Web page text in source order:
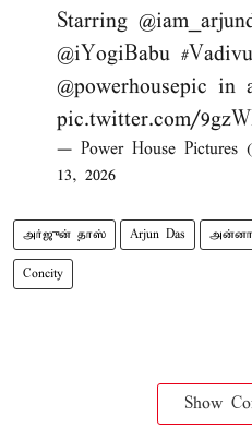
Starring
@iYogiBabu
@powerhousepic in
pic.twitter.com/
— Power House Pictures
13, 2026
அர்ஜுன் தாஸ் Arjun Das
Concity
Show